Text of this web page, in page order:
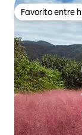
Favorito entre
Favorito entre